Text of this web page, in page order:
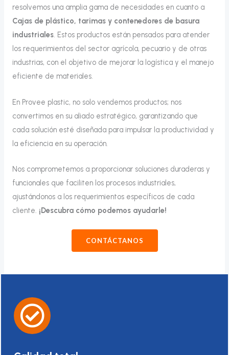
resolvemos una amplia gama de necesidades en cuanto a
Cajas de plástico, tarimas y contenedores de basura
industriales. Estos productos están pensados para atender
los requerimientos del sector agrícola, pecuario y de otras
industrias, con el objetivo de mejorar la logística y el manejo
eficiente de materiales.
En Provee plastic, no solo vendemos productos; nos
convertimos en su aliado estratégico, garantizando que
cada solución esté diseñada para impulsar la productividad y
la eficiencia en su operación.
Nos comprometemos a proporcionar soluciones duraderas y
funcionales que faciliten los procesos industriales,
ajustándonos a los requerimientos específicos de cada
cliente. ¡Descubra cómo podemos ayudarle!
CONTÁCTANOS